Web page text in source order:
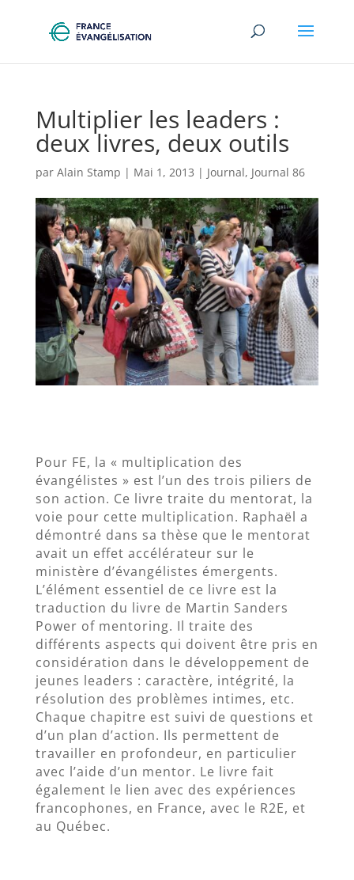
Multiplier les leaders :
deux livres, deux outils
par Alain Stamp | Mai 1, 2013 | Journal, Journal 86
Pour FE, la « multiplication des
évangélistes » est l’un des trois piliers de
son action. Ce livre traite du mentorat, la
voie pour cette multiplication. Raphaël a
démontré dans sa thèse que le mentorat
avait un effet accélérateur sur le
ministère d’évangélistes émergents.
L’élément essentiel de ce livre est la
traduction du livre de Martin Sanders
Power of mentoring. Il traite des
différents aspects qui doivent être pris en
considération dans le développement de
jeunes leaders : caractère, intégrité, la
résolution des problèmes intimes, etc.
Chaque chapitre est suivi de questions et
d’un plan d’action. Ils permettent de
travailler en profondeur, en particulier
avec l’aide d’un mentor. Le livre fait
également le lien avec des expériences
francophones, en France, avec le R2E, et
au Québec.